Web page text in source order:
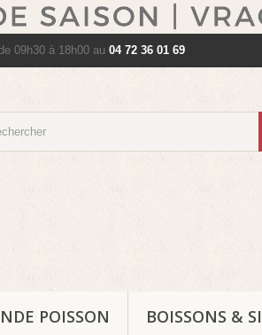
09h30 à 18h00 au 04 72 36 01 69
POISSON BOISSONS &